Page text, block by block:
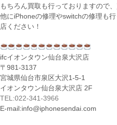
もちろん買取も行っておりますので
他にiPhoneの修理やswitchの修理も
店ください！
ifcイオンタウン仙台泉大沢店
〒981-3137
宮城県仙台市泉区大沢1-5-1
イオンタウン仙台泉大沢店 2F
TEL:022-341-3966
E-mail:info@iphonesendai.com